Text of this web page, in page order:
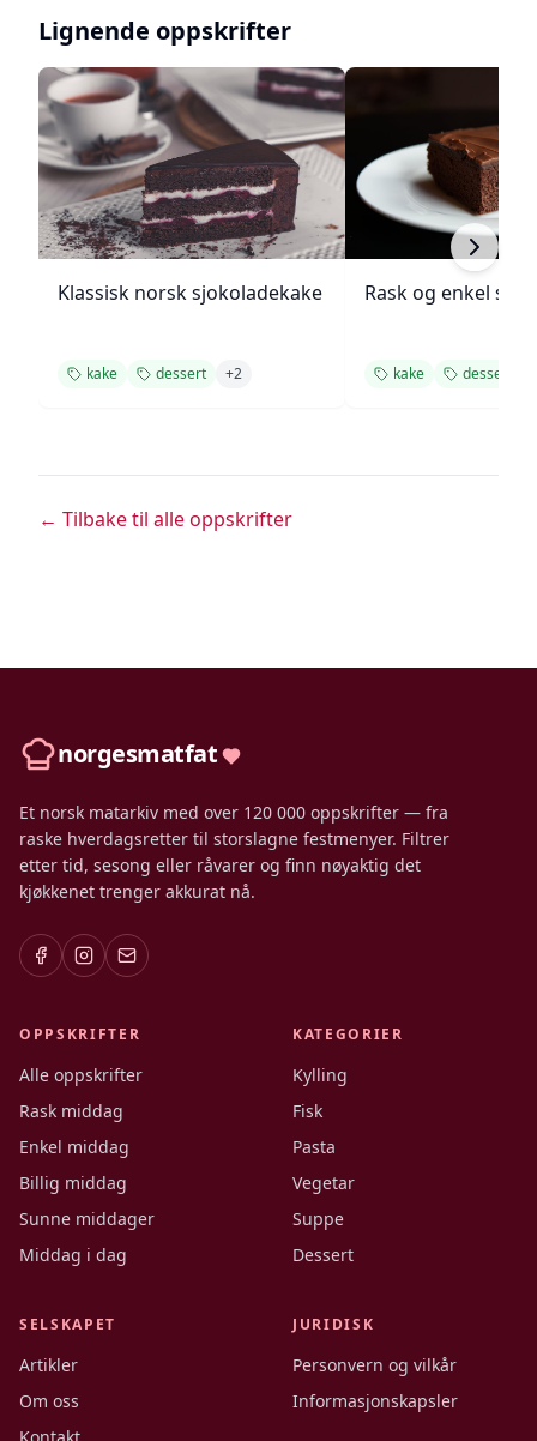
Lignende oppskrifter
Klassisk norsk sjokoladekake
kake dessert +2
Rask og enkel
kake dessert
← Tilbake til alle oppskrifter
norgesmatfat
Et norsk matarkiv med over 120 000 oppskrifter — fra
raske hverdagsretter til storslagne festmenyer. Filtrer
etter tid, sesong eller råvarer og finn nøyaktig det
kjøkkenet trenger akkurat nå.
OPPSKRIFTER
Alle oppskrifter
Rask middag
Enkel middag
Billig middag
Sunne middager
Middag i dag
KATEGORIER
Kylling
Fisk
Pasta
Vegetar
Suppe
Dessert
SELSKAPET
Artikler
Om oss
JURIDISK
Personvern og vilkår
Informasjonskapsler